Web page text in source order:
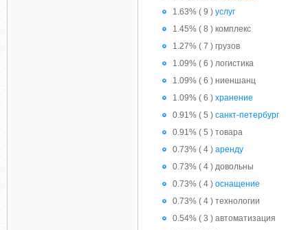
1.63% ( 9 ) услуг
1.45% ( 8 ) комплекс
1.27% ( 7 ) грузов
1.09% ( 6 ) логистика
1.09% ( 6 ) ниеншанц
1.09% ( 6 ) хранение
0.91% ( 5 ) санкт-петербург
0.91% ( 5 ) товара
0.73% ( 4 ) аренду
0.73% ( 4 ) довольны
0.73% ( 4 ) оснащение
0.73% ( 4 ) технологии
0.54% ( 3 ) автоматизация